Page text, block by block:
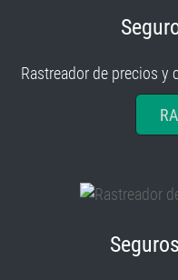
Rastreador de precios y